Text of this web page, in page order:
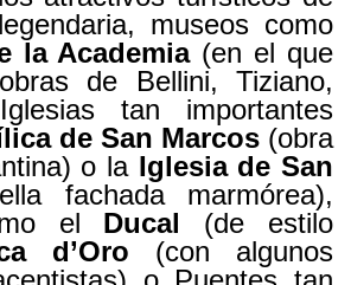
museos como
la Academia(en el que
de Bellini, Tiziano,
tan importantes
de San Marcos (obra
o la Iglesia de San
fachada marmórea),
el Ducal (de estilo
d’Oro (con algunos